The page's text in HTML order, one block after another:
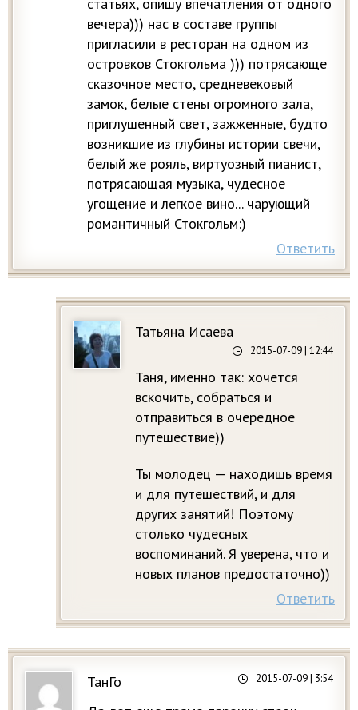
статьях, опишу впечатления от одного
вечера))) нас в составе группы
пригласили в ресторан на одном из
островков Стокгольма ))) потрясающе
сказочное место, средневековый
замок, белые стены огромного зала,
приглушенный свет, зажженные, будто
возникшие из глубины истории свечи,
белый же рояль, виртуозный пианист,
потрясающая музыка, чудесное
угощение и легкое вино... чарующий
романтичный Стокгольм:)
Ответить
Татьяна Исаева
2015-07-09 | 12:44
Таня, именно так: хочется
вскочить, собраться и
отправиться в очередное
путешествие))
Ты молодец — находишь время
и для путешествий, и для
других занятий! Поэтому
столько чудесных
воспоминаний. Я уверена, что и
новых планов предостаточно))
Ответить
ТанГо 2015-07-09 | 3:54